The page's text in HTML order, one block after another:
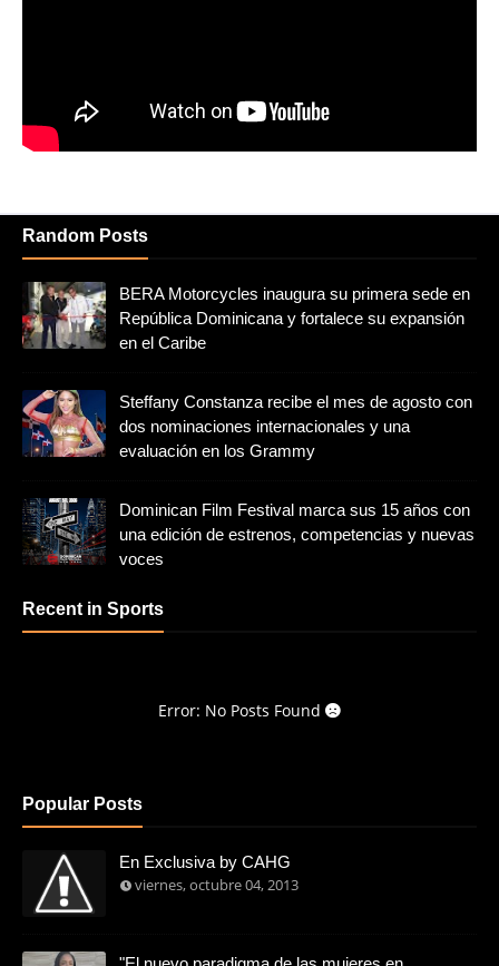
Random Posts
BERA Motorcycles inaugura su primera sede en
República Dominicana y fortalece su expansión
en el Caribe
Steffany Constanza recibe el mes de agosto con
dos nominaciones internacionales y una
evaluación en los Grammy
Dominican Film Festival marca sus 15 años con
una edición de estrenos, competencias y nuevas
voces
Recent in Sports
Error: No Posts Found
Popular Posts
En Exclusiva by CAHG
viernes, octubre 04, 2013